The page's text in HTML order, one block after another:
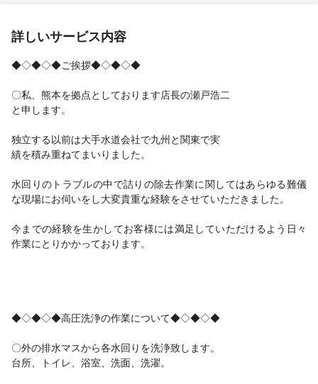
詳しいサービス内容
◆◇◆◇◆ご挨拶◆◇◆◇◆
〇私、熊本を拠点としております店長の瀬戸浩二
と申します。
独立する以前は大手水道会社で九州と関東で実
績を積み重ねてまいりました。
水回りのトラブルの中で詰りの除去作業に関してはあらゆる難儀
な現場にお伺いをし大変貴重な経験をさせていただきました。
今までの経験を生かしてお客様には満足していただけるよう日々
作業にとりかかっております。
◆◇◆◇◆高圧洗浄の作業について◆◇◆◇◆
〇外の排水マスから各水回りを洗浄致します。
台所、トイレ、浴室、洗面、洗濯。